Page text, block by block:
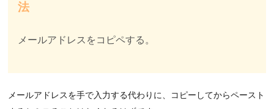
法
メールアドレスをコピペする。
メールアドレスを手で入力する代わりに、コピーしてからペースト